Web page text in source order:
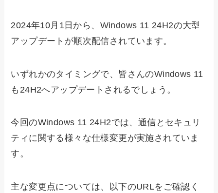
2024年10月1日から、Windows 11 24H2の大型
アップデートが順次配信されています。
いずれかのタイミングで、皆さんのWindows 11
も24H2へアップデートされるでしょう。
今回のWindows 11 24H2では、通信とセキュリ
ティに関する様々な仕様変更が実施されていま
す。
主な変更点については、以下のURLをご確認く